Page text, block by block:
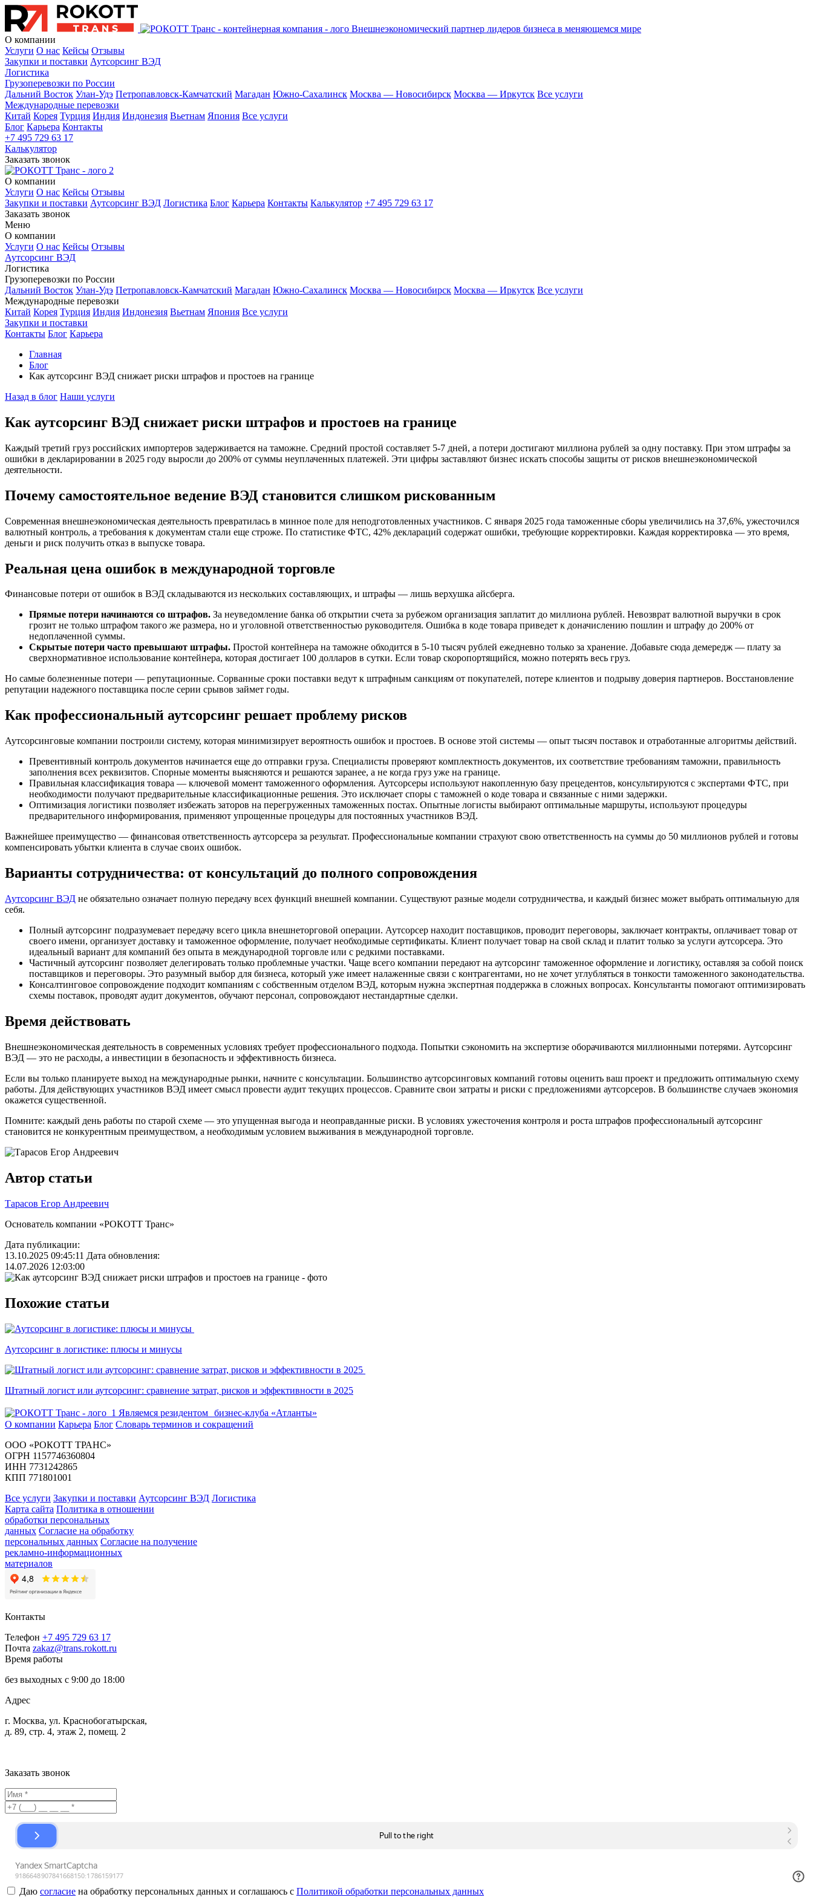
Внешнеэкономический партнер лидеров бизнеса в меняющемся мире
О компании
Услуги О нас Кейсы Отзывы
Закупки и поставки Аутсорсинг ВЭД
Логистика
Грузоперевозки по России
Дальний Восток Улан-Удэ Петропавловск-Камчатский Магадан Южно-Сахалинск Москва — Новосибирск Москва — Иркутск Все услуги
Международные перевозки
Китай Корея Турция Индия Индонезия Вьетнам Япония Все услуги
Блог Карьера Контакты
+7 495 729 63 17
Калькулятор
Заказать звонок
О компании
Услуги О нас Кейсы Отзывы
Закупки и поставки Аутсорсинг ВЭД Логистика Блог Карьера Контакты Калькулятор +7 495 729 63 17
Заказать звонок
Меню
О компании
Услуги О нас Кейсы Отзывы
Аутсорсинг ВЭД
Логистика
Грузоперевозки по России
Дальний Восток Улан-Удэ Петропавловск-Камчатский Магадан Южно-Сахалинск Москва — Новосибирск Москва — Иркутск Все услуги
Международные перевозки
Китай Корея Турция Индия Индонезия Вьетнам Япония Все услуги
Закупки и поставки
Контакты Блог Карьера
Главная
Блог
Как аутсорсинг ВЭД снижает риски штрафов и простоев на границе
Назад в блог Наши услуги
Как аутсорсинг ВЭД снижает риски штрафов и простоев на границе
Каждый третий груз российских импортеров задерживается на таможне. Средний простой составляет 5-7 дней, а потери достигают миллиона рублей за одну поставку. При этом штрафы за
ошибки в декларировании в 2025 году выросли до 200% от суммы неуплаченных платежей. Эти цифры заставляют бизнес искать способы защиты от рисков внешнеэкономической
деятельности.
Почему самостоятельное ведение ВЭД становится слишком рискованным
Современная внешнеэкономическая деятельность превратилась в минное поле для неподготовленных участников. С января 2025 года таможенные сборы увеличились на 37,6%, ужесточился
валютный контроль, а требования к документам стали еще строже. По статистике ФТС, 42% деклараций содержат ошибки, требующие корректировки. Каждая корректировка — это время,
деньги и риск получить отказ в выпуске товара.
Реальная цена ошибок в международной торговле
Финансовые потери от ошибок в ВЭД складываются из нескольких составляющих, и штрафы — лишь верхушка айсберга.
Прямые потери начинаются со штрафов. За неуведомление банка об открытии счета за рубежом организация заплатит до миллиона рублей. Невозврат валютной выручки в срок
грозит не только штрафом такого же размера, но и уголовной ответственностью руководителя. Ошибка в коде товара приведет к доначислению пошлин и штрафу до 200% от
недоплаченной суммы.
Скрытые потери часто превышают штрафы. Простой контейнера на таможне обходится в 5-10 тысяч рублей ежедневно только за хранение. Добавьте сюда демередж — плату за
сверхнормативное использование контейнера, которая достигает 100 долларов в сутки. Если товар скоропортящийся, можно потерять весь груз.
Но самые болезненные потери — репутационные. Сорванные сроки поставки ведут к штрафным санкциям от покупателей, потере клиентов и подрыву доверия партнеров. Восстановление
репутации надежного поставщика после серии срывов займет годы.
Как профессиональный аутсорсинг решает проблему рисков
Аутсорсинговые компании построили систему, которая минимизирует вероятность ошибок и простоев. В основе этой системы — опыт тысяч поставок и отработанные алгоритмы действий.
Превентивный контроль документов начинается еще до отправки груза. Специалисты проверяют комплектность документов, их соответствие требованиям таможни, правильность
заполнения всех реквизитов. Спорные моменты выясняются и решаются заранее, а не когда груз уже на границе.
Правильная классификация товара — ключевой момент таможенного оформления. Аутсорсеры используют накопленную базу прецедентов, консультируются с экспертами ФТС, при
необходимости получают предварительные классификационные решения. Это исключает споры с таможней о коде товара и связанные с ними задержки.
Оптимизация логистики позволяет избежать заторов на перегруженных таможенных постах. Опытные логисты выбирают оптимальные маршруты, используют процедуры
предварительного информирования, применяют упрощенные процедуры для постоянных участников ВЭД.
Важнейшее преимущество — финансовая ответственность аутсорсера за результат. Профессиональные компании страхуют свою ответственность на суммы до 50 миллионов рублей и готовы
компенсировать убытки клиента в случае своих ошибок.
Варианты сотрудничества: от консультаций до полного сопровождения
Аутсорсинг ВЭД не обязательно означает полную передачу всех функций внешней компании. Существуют разные модели сотрудничества, и каждый бизнес может выбрать оптимальную для
себя.
Полный аутсорсинг подразумевает передачу всего цикла внешнеторговой операции. Аутсорсер находит поставщиков, проводит переговоры, заключает контракты, оплачивает товар от
своего имени, организует доставку и таможенное оформление, получает необходимые сертификаты. Клиент получает товар на свой склад и платит только за услуги аутсорсера. Это
идеальный вариант для компаний без опыта в международной торговле или с редкими поставками.
Частичный аутсорсинг позволяет делегировать только проблемные участки. Чаще всего компании передают на аутсорсинг таможенное оформление и логистику, оставляя за собой поиск
поставщиков и переговоры. Это разумный выбор для бизнеса, который уже имеет налаженные связи с контрагентами, но не хочет углубляться в тонкости таможенного законодательства.
Консалтинговое сопровождение подходит компаниям с собственным отделом ВЭД, которым нужна экспертная поддержка в сложных вопросах. Консультанты помогают оптимизировать
схемы поставок, проводят аудит документов, обучают персонал, сопровождают нестандартные сделки.
Время действовать
Внешнеэкономическая деятельность в современных условиях требует профессионального подхода. Попытки сэкономить на экспертизе оборачиваются миллионными потерями. Аутсорсинг
ВЭД — это не расходы, а инвестиции в безопасность и эффективность бизнеса.
Если вы только планируете выход на международные рынки, начните с консультации. Большинство аутсорсинговых компаний готовы оценить ваш проект и предложить оптимальную схему
работы. Для действующих участников ВЭД имеет смысл провести аудит текущих процессов. Сравните свои затраты и риски с предложениями аутсорсеров. В большинстве случаев экономия
окажется существенной.
Помните: каждый день работы по старой схеме — это упущенная выгода и неоправданные риски. В условиях ужесточения контроля и роста штрафов профессиональный аутсорсинг
становится не конкурентным преимуществом, а необходимым условием выживания в международной торговле.
Автор статьи
Тарасов Егор Андреевич
Основатель компании «РОКОТТ Транс»
Дата публикации:
13.10.2025 09:45:11 Дата обновления:
14.07.2026 12:03:00
Похожие статьи
Аутсорсинг в логистике: плюсы и минусы
Штатный логист или аутсорсинг: сравнение затрат, рисков и эффективности в 2025
Являемся резидентом бизнес-клуба «Атланты»
О компании Карьера Блог Словарь терминов и сокращений
ООО «РОКОТТ ТРАНС»
ОГРН 1157746360804
ИНН 7731242865
КПП 771801001
Все услуги Закупки и поставки Аутсорсинг ВЭД Логистика
Карта сайта Политика в отношении
обработки персональных
данных Согласие на обработку
персональных данных Согласие на получение
рекламно-информационных
материалов
Контакты
Телефон +7 495 729 63 17
Почта zakaz@trans.rokott.ru
Время работы
без выходных с 9:00 до 18:00
Адрес
г. Москва, ул. Краснобогатырская,
д. 89, стр. 4, этаж 2, помещ. 2
Заказать звонок
Даю согласие на обработку персональных данных и соглашаюсь с Политикой обработки персональных данных